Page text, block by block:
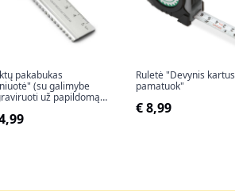
pakabukas
(su galimybe
už papildomą
Ruletė "Devynis kartus
pamatuok"
€ 8,99